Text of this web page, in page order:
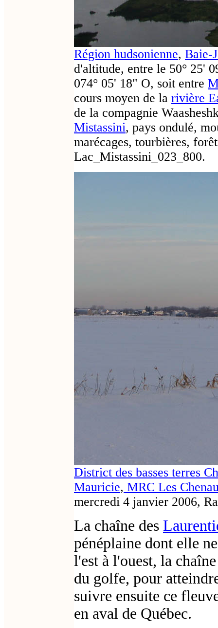
Région hudsonienne, Baie-
d'altitude, entre le 50° 25'
074° 05' 18" O, soit entre
cours moyen de la rivière
de la compagnie
Mistassini, pays ondulé,
marécages, tourbières,
Lac_Mistassini_023_800.
District des basses terres
Mauricie, MRC Les
mercredi 4 janvier 2006,
La chaîne des
pénéplaine dont elle
l'est à l'ouest, la
du golfe, pour
suivre ensuite ce
en aval de Québec.